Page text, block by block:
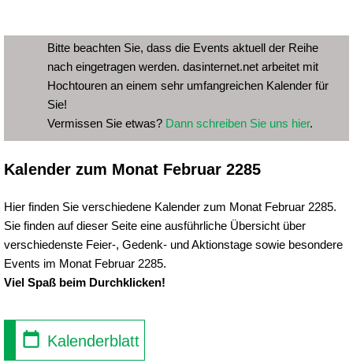
Bitte beachten Sie, dass die Events aktuell der Reihe
nach eingetragen werden. dasinternet.net arbeitet mit
Hochtouren an einem sehr umfangreichen Kalender für
Sie!
Vermissen Sie etwas? Dann schreiben Sie uns hier.
Kalender zum Monat Februar 2285
Hier finden Sie verschiedene Kalender zum Monat Februar 2285.
Sie finden auf dieser Seite eine ausführliche Übersicht über
verschiedenste Feier-, Gedenk- und Aktionstage sowie besondere
Events im Monat Februar 2285.
Viel Spaß beim Durchklicken!
Kalenderblatt